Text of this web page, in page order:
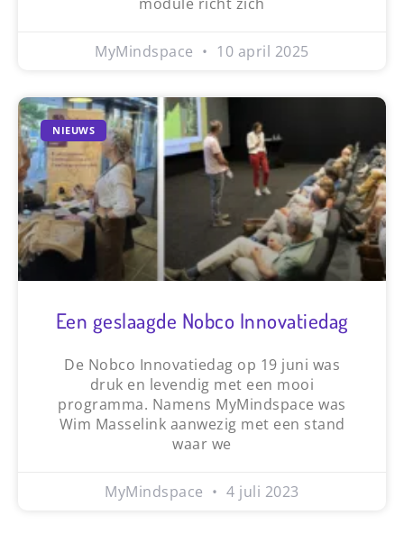
MyMindspace 10 april 2025
NIEUWS
Een geslaagde Nobco Innovatiedag
De Nobco Innovatiedag op 19 juni was
druk en levendig met een mooi
programma. Namens MyMindspace was
Wim Masselink aanwezig met een stand
waar we
MyMindspace 4 juli 2023